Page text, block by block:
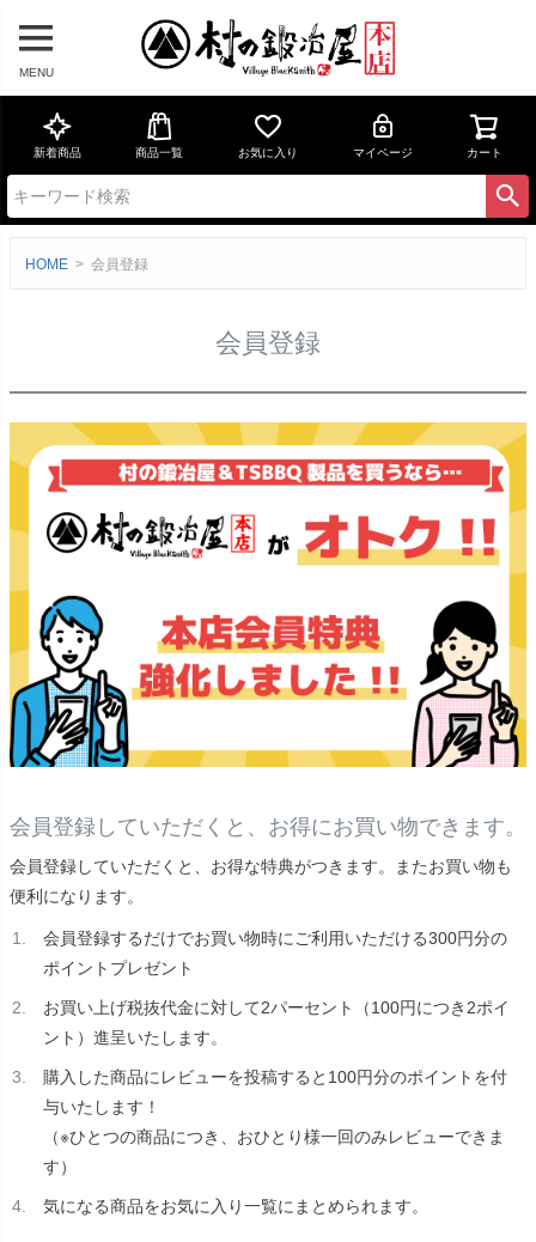
MENU
新着商品 商品一覧 お気に入り マイページ カート
HOME 会員登録
会員登録
会員登録していただくと、お得にお買い物できます。
会員登録していただくと、お得な特典がつきます。またお買い物も
便利になります。
会員登録するだけでお買い物時にご利用いただける300円分の
ポイントプレゼント
お買い上げ税抜代金に対して2パーセント（100円につき2ポイ
ント）進呈いたします。
購入した商品にレビューを投稿すると100円分のポイントを付
与いたします！
（※ひとつの商品につき、おひとり様一回のみレビューできま
す）
気になる商品をお気に入り一覧にまとめられます。